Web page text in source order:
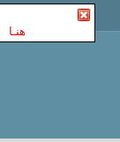
هنـا